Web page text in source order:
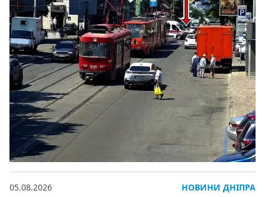
05.08.2026 НОВИНИ ДНІПРА